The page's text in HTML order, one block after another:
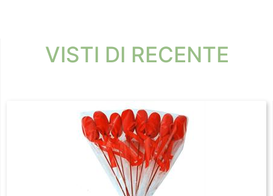
VISTI DI RECENTE